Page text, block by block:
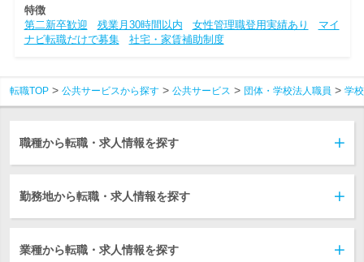
特徴
第二新卒歓迎
残業月30時間以内 女性管理職登用実績あり
マイ
ナビ転職だけで募集
社宅・家賃補助制度
転職TOP 公共サービスから探す 公共サービス 団体・学校法人職員 学
職種から転職・求人情報を探す
勤務地から転職・求人情報を探す
業種から転職・求人情報を探す